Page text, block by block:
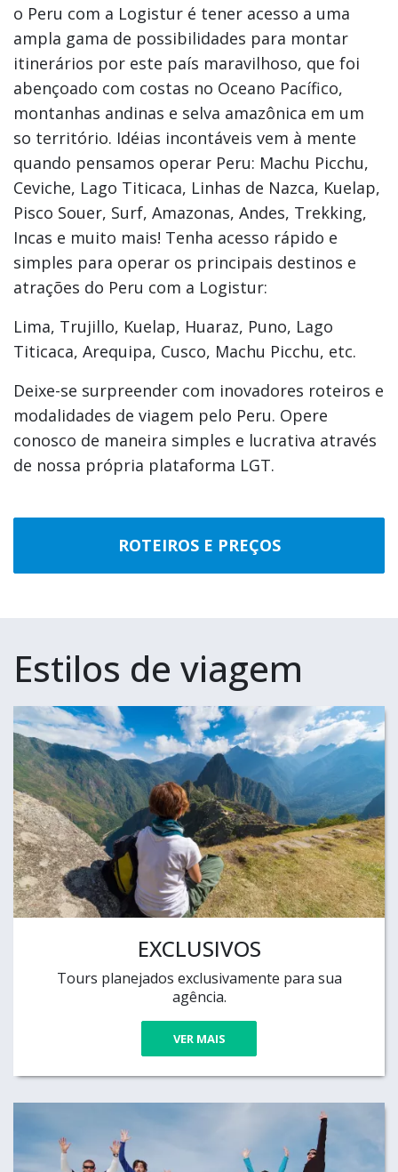
o Peru com a Logistur é tener acesso a uma
ampla gama de possibilidades para montar
itinerários por este país maravilhoso, que foi
abençoado com costas no Oceano Pacífico,
montanhas andinas e selva amazônica em um
so território. Idéias incontáveis vem à mente
quando pensamos operar Peru: Machu Picchu,
Ceviche, Lago Titicaca, Linhas de Nazca, Kuelap,
Pisco Souer, Surf, Amazonas, Andes, Trekking,
Incas e muito mais! Tenha acesso rápido e
simples para operar os principais destinos e
atrações do Peru com a Logistur:
Lima, Trujillo, Kuelap, Huaraz, Puno, Lago
Titicaca, Arequipa, Cusco, Machu Picchu, etc.
Deixe-se surpreender com inovadores roteiros e
modalidades de viagem pelo Peru. Opere
conosco de maneira simples e lucrativa através
de nossa própria plataforma LGT.
ROTEIROS E PREÇOS
Estilos de viagem
EXCLUSIVOS
Tours planejados exclusivamente para sua
agência.
VER MAIS